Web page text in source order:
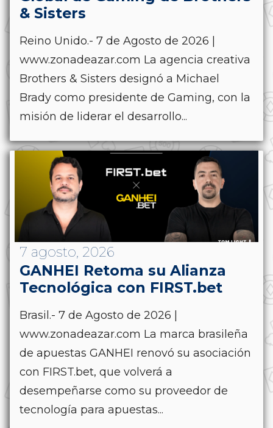
& Sisters
Reino Unido.- 7 de Agosto de 2026 |
www.zonadeazar.com La agencia creativa
Brothers & Sisters designó a Michael
Brady como presidente de Gaming, con la
misión de liderar el desarrollo...
7 agosto, 2026
GANHEI Retoma su Alianza
Tecnológica con FIRST.bet
Brasil.- 7 de Agosto de 2026 |
www.zonadeazar.com La marca brasileña
de apuestas GANHEI renovó su asociación
con FIRST.bet, que volverá a
desempeñarse como su proveedor de
tecnología para apuestas...